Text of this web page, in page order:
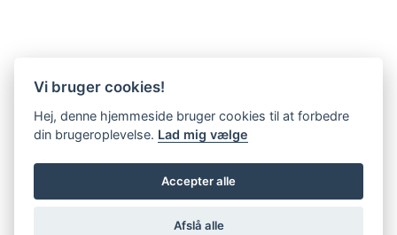
Vi bruger cookies!
Hej, denne hjemmeside bruger cookies til at forbedre
din brugeroplevelse. Lad mig vælge
Accepter alle
Afslå alle